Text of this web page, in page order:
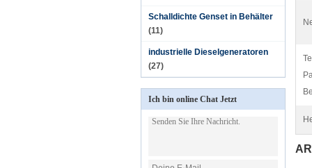
Schalldichte Genset in Behälter
(11)
industrielle Dieselgeneratoren
(27)
Ich bin online Chat Jetzt